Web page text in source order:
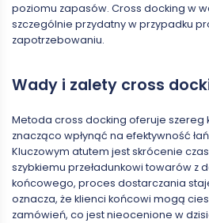
poziomu zapasów. Cross docking w
szczególnie przydatny w przypadku
zapotrzebowaniu.
Wady i zalety cross
Metoda cross docking oferuje szereg
znacząco wpłynąć na efektywność
Kluczowym atutem jest skrócenie
szybkiemu przeładunkowi towarów z
końcowego, proces dostarczania
oznacza, że klienci końcowi mogą
zamówień, co jest nieocenione w